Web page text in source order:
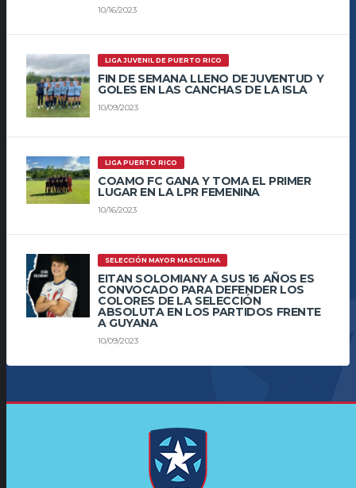
10/16/2023
LIGA JUVENIL DE PUERTO RICO
FIN DE SEMANA LLENO DE JUVENTUD Y
GOLES EN LAS CANCHAS DE LA ISLA
10/09/2023
LIGA PUERTO RICO
COAMO FC GANA Y TOMA EL PRIMER
LUGAR EN LA LPR FEMENINA
10/16/2023
SELECCIÓN MAYOR MASCULINA
EITAN SOLOMIANY A SUS 16 AÑOS ES
CONVOCADO PARA DEFENDER LOS
COLORES DE LA SELECCIÓN
ABSOLUTA EN LOS PARTIDOS FRENTE
A GUYANA
10/09/2023